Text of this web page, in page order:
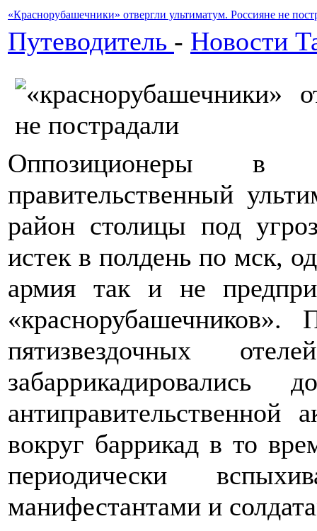
«Краснорубашечники» отвергли ультиматум. Россияне не
Путеводитель - Новости
Оппозиционеры в
правительственный
район столицы под
истек в полдень по мск,
армия так и не
«краснорубашечников».
пятизвездочных
антиправительственной
вокруг баррикад в то
периодически
манифестантами и